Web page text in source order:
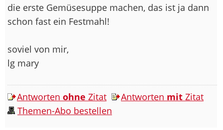
die erste Gemüsesuppe machen, das ist ja dann
schon fast ein Festmahl!
soviel von mir,
lg mary
Antworten ohne Zitat Antworten mit Zitat
Themen-Abo bestellen